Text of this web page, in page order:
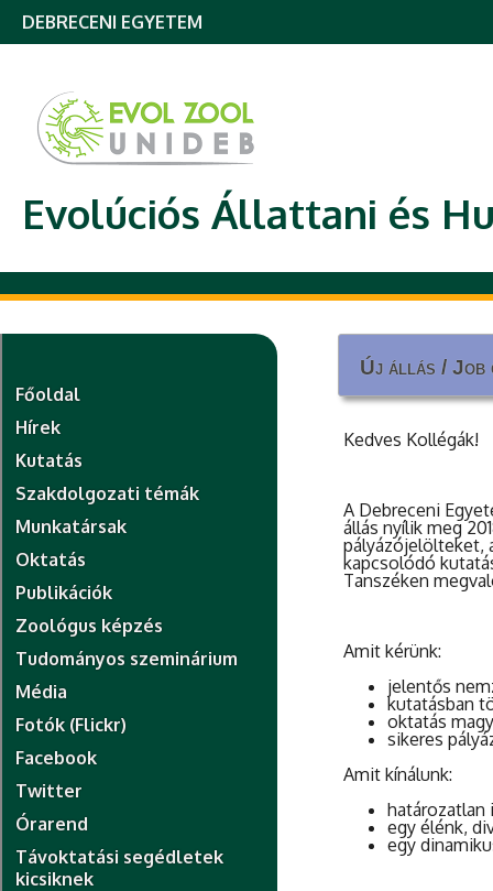
DEBRECENI EGYETEM
Evolúciós Állattani és
Főoldal
Hírek
Kutatás
Szakdolgozati témák
Munkatársak
Oktatás
Publikációk
Zoológus képzés
Tudományos szeminárium
Média
Fotók (Flickr)
Facebook
Twitter
Órarend
Távoktatási segédletek
kicsiknek
Új állás / Job
Új állás / Job
Kedves Kollégák!
A Debreceni
állás nyílik meg
pályázójelölteket,
kapcsolódó
Tanszéken
Amit kérünk:
jelentős
kutatásban
oktatás
sikeres
Amit kínálunk:
határozatlan
egy élénk,
egy